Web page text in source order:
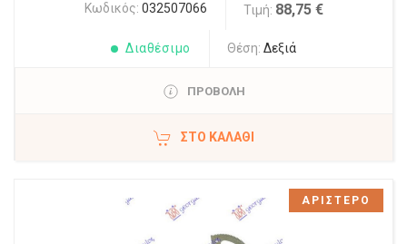
Κωδικός: 032507066 Τιμή: 88,75 €
Διαθέσιμο Θέση: Δεξιά
ΠΡΟΒΟΛΗ
ΣΤΟ ΚΑΛΆΘΙ
ΑΡΙΣΤΕΡΟ